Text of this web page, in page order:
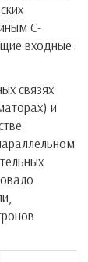
С-
входные
связях
и